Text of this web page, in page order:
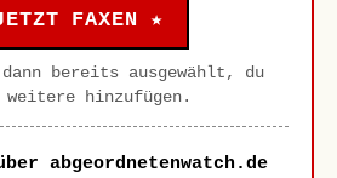
FAXEN ★
bereits ausgewählt, du
weitere hinzufügen.
abgeordnetenwatch.de